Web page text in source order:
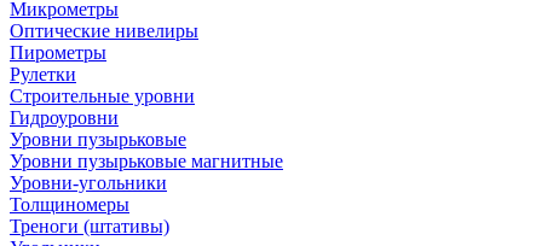
Микрометры
Оптические нивелиры
Пирометры
Рулетки
Строительные уровни
Гидроуровни
Уровни пузырьковые
Уровни пузырьковые магнитные
Уровни-угольники
Толщиномеры
Треноги (штативы)